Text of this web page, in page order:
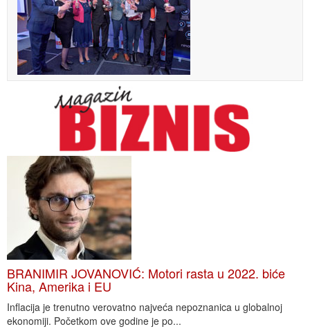
BRANIMIR JOVANOVIĆ: Motori rasta u 2022. biće
Kina, Amerika i EU
Inflacija je trenutno verovatno najveća nepoznanica u globalnoj
ekonomiji. Početkom ove godine je po...